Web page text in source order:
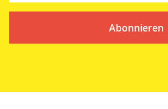
Abonnieren